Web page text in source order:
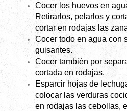
Cocer los huevos en
Retirarlos, pelarlos y
cortar en rodajas las
Cocer todo en agua con
guisantes.
Cocer también por
cortada en rodajas.
Esparcir hojas de
colocar las verduras
en rodajas las cebollas,